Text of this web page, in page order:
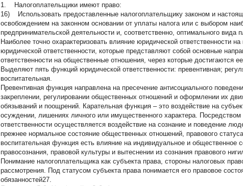
1. Налогоплательщики имеют право:
16) Использовать предоставленные налогоплательщику законом и
освобождением на законном основании от уплаты налога или с выбором
предпринимательской деятельности и, соответственно, оптимального вида
Наиболее точно охарактеризовать влияние юридической ответственности
юридической ответственности, которые представляют собой основные
ответственности на общественные отношения, через которые достигаются
Выделяют пять функций юридической ответственности: превентивная;
воспитательная.
Превентивная функция направлена на пресечение антисоциального
закреплении, регулировании общественных отношений и оформлении их
обязываний и поощрений. Карательная функция – это воздействие на
осуждении, лишениях личного или имущественного характера.
ответственности осуществляется воздействие на сознание и поведение
прежнее нормальное состояние общественных отношений, правового
воспитательная функция есть влияние на индивидуальное и
правосознания, правовой культуры и вытеснении из сознания правового
Понимание налогоплательщика как субъекта права, стороны налоговых
рассмотрения. Под статусом субъекта права понимается его правовое
обязанностей27.